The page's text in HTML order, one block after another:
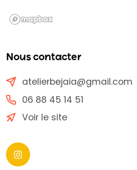
Nous contacter
atelierbejaia@gmail.com
06 88 45 14 51
Voir le site